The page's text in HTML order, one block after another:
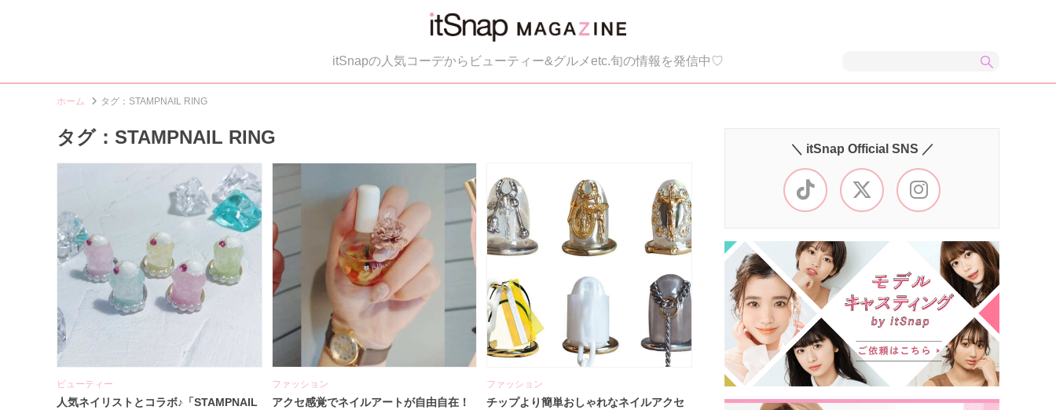
itSnapの人気コーデからビューティー&グルメetc.旬の情報を発信中♡
ホーム タグ：STAMPNAIL RING
タグ：STAMPNAIL RING
ビューティー
人気ネイリストとコラボ♪「STAMPNAIL
ファッション
アクセ感覚でネイルアートが自由自在！
ファッション
チップより簡単おしゃれなネイルアクセ
＼ itSnap Official SNS ／